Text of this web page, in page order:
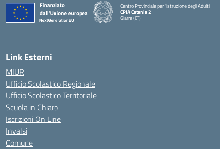
Centro Provinciale per l'istruzione degli Adulti
CPIA Catania 2
Giarre (CT)
Link Esterni
MIUR
Ufficio Scolastico Regionale
Ufficio Scolastico Territoriale
Scuola in Chiaro
Iscrizioni On Line
Invalsi
Comune